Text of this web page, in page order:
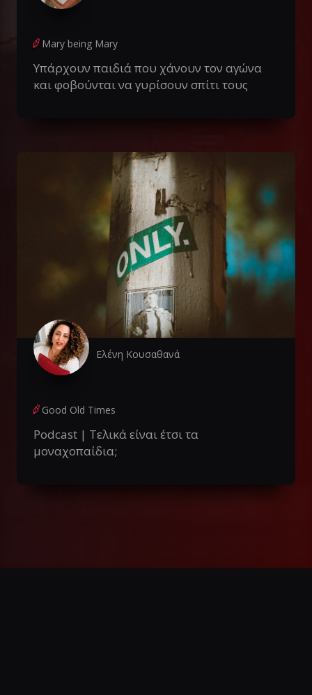
Mary being Mary
Υπάρχουν παιδιά που χάνουν τον αγώνα
και φοβούνται να γυρίσουν σπίτι τους
Ελένη Κουσαθανά
Good Old Times
Podcast | Τελικά είναι έτσι τα
μοναχοπαίδια;